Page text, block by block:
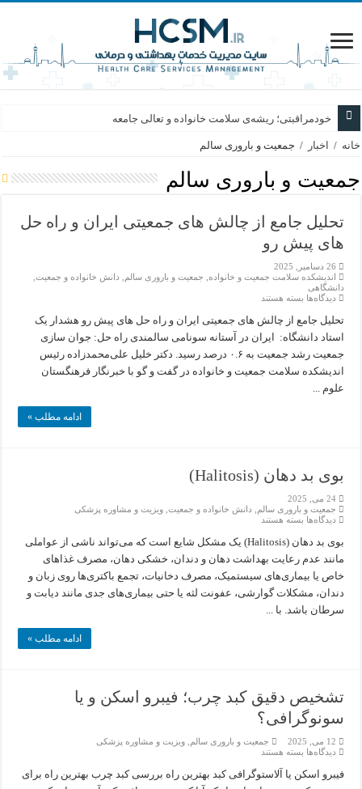
خودمراقبتی؛ ریشه‌ی سلامت خانواده و تعالی جامعه
خانه / اخبار / جمعیت و باروری سالم
جمعیت و باروری سالم
تحلیل جامع از چالش های جمعیتی ایران و راه حل
های پیش رو
26 دسامبر, 2025
اندیشکده سلامت جمعیت و خانواده جمعیت و باروری سالم دانش خانواده و جمعیت
دانشگاهی
دیدگاه‌ها برای
جامع
از
چالش
های
جمعیتی
ایران
بسته هستند
تحلیل جامع از چالش های جمعیتی ایران و راه حل های پیش رو هشدار یک
استاد دانشگاه: ایران در آستانه سونامی سالمندی راه حل: جوان سازی
جمعیت رشد جمعیت به ۰.۶ درصد رسید. دکتر خلیل علی‌محمدزاده رئیس
اندیشکده سلامت جمعیت و خانواده در گفت و گو با خبرنگار فرهنگستان
علوم ...
ادامه مطلب »
بوی بد دهان (Halitosis)
24 می, 2025
جمعیت و باروری سالم
دانش خانواده و جمعیت ,ویزیت و مشاوره پزشکی
دیدگاه‌ها برای
بد
دهان
(Halitosis)
بسته هستند
بوی بد دهان (Halitosis) یک مشکل شایع است که می‌تواند ناشی از عواملی
مانند عدم رعایت بهداشت دهان و دندان، خشکی دهان، مصرف غذاهای
خاص یا بیماری‌های سیستمیک، مصرف دخانیات، تجمع باکتری‌ها روی زبان و
دندان، مشکلات گوارشی، عفونت لثه یا حتی بیماری‌های جدی مانند دیابت و
سرطان باشد. با ...
ادامه مطلب »
تشخیص دقیق کبد چرب؛ فیبرو اسکن و یا
سونوگرافی؟
12 می, 2025 جمعیت و باروری سالم ,ویزیت و مشاوره پزشکی
دیدگاه‌ها برای
دقیق
کبد
بسته هستند
فیبرو اسکن یا آلاستوگرافی کبد بهترین راه بررسی کبد چرب بهترین راه برای